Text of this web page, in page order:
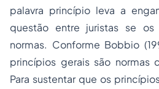
palavra princípio leva a
questão entre juristas se
normas. Conforme Bobbio
princípios gerais são normas
Para sustentar que os